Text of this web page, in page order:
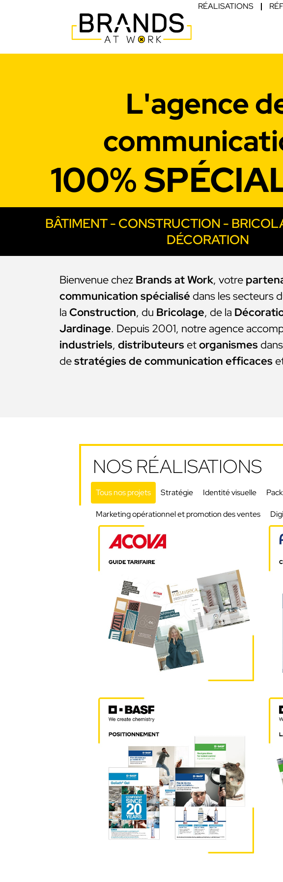
RÉALISATIONS
L'agence
100%
BÂTIMENT - CONSTRUCTION -
DÉCORATION
Bienvenue chezBrands at Work, votre
communication spécialisé dans les secteurs
la Construction, du Bricolage, de la
Jardinage. Depuis 2001, notre agence
industriels, distributeurs etorganismes
destratégies de communication efficaces
NOS RÉALISATIONS
Tous nos projets Stratégie Identité visuelle
Marketing opérationnel et promotion des ventes